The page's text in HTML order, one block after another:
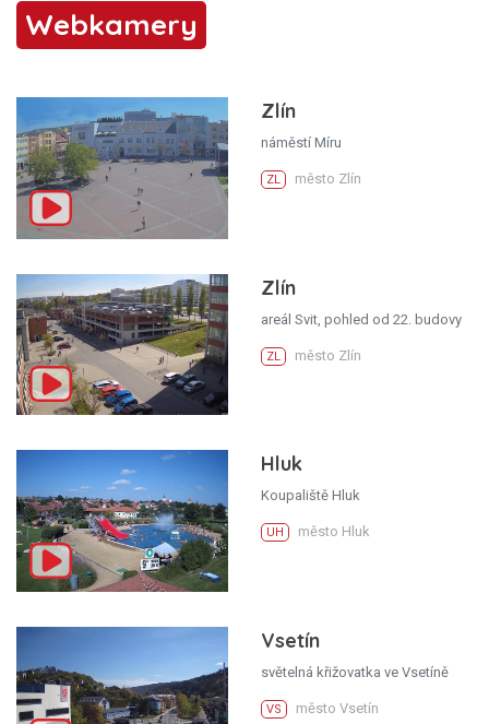
Webkamery
Zlín
náměstí Míru
ZL město Zlín
Zlín
areál Svit, pohled od 22. budovy
ZL město Zlín
Hluk
Koupaliště Hluk
UH město Hluk
Vsetín
světelná křižovatka ve Vsetíně
VS město Vsetín